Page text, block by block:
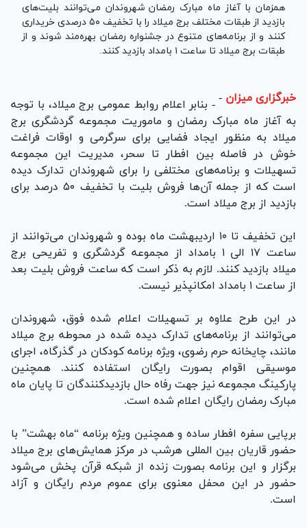
همزمان با آغاز ماه مبارک رمضان شهروندان می‌توانند بلیت‌های
بازدید از طبقات مختلف برج میلاد را با تخفیف ۵۰ درصدی خریداری
کنند و از برنامه‌های متنوع در جشنواره رمضان بهره‌مند شوند و از
طبقات برج میلاد تا ساعت ۱ بامداد بازدید کنند.
خبرگزاری میزان - - بنابر اعلام روابط عمومی برج میلاد، با توجه
به آغاز ماه مبارک رمضان و ماموریت مجموعه گردشگری برج
میلاد به منظور ایجاد فضایی برای سرگرمی و اوقات فراغت
خوش در فاصله بین افطار تا سحر، مدیریت این مجموعه
تسهیلات و برنامه‌های مختلفی را برای شهروندان تدارک دیده
است که از جمله آن‌ها فروش بلیت با تخفیف ۵۰ درصد برای
بازدید از برج میلاد است.
این تخفیف تا ۱۰ اردیبهشت ماه بوده و شهروندان می‌توانند از
ساعت ۱۷ الی ۱ بامداد از مجموعه گردشگری و تفریحی برج
میلاد بازدید کنند. لازم به ذکر است که ساعت فروش بلیت بعد
از ساعت ۱ بامداد امکانپذیر نیست.
در این طرح علاوه بر تسهیلات اعلام شده فوق، شهروندان
می‌توانند از برنامه‌های تدارک دیده شده در محوطه برج میلاد
مانند، چایخانه حرم رضوی، ویژه برنامه کودکان در گذرگاه، اجرای
موسیقی اقوام بصورت رایگان استفاده کنند. همچنین
پارکینگ مجموعه نیز جهت رفاه حال بازدیدکنندگان تا پایان ماه
مبارک رمضان رایگان اعلام شده است.
برپایی سفره افطار ساده و همچنین ویژه برنامه “ماه بهشت” با
حضور قاریان بین المللی هرشب در مرکز همایش‌های برج میلاد
برگزار و این برنامه بصورت زنده از شبکه قرآن پخش می‌شود
حضور در این محفل معنوی برای عموم مردم رایگان و آزاد
است.